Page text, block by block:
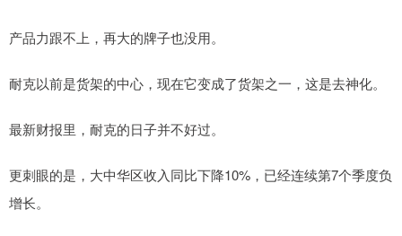
产品力跟不上，再大的牌子也没用。
耐克以前是货架的中心，现在它变成了货架之一，这是去神化。
最新财报里，耐克的日子并不好过。
更刺眼的是，大中华区收入同比下降10%，已经连续第7个季度负
增长。